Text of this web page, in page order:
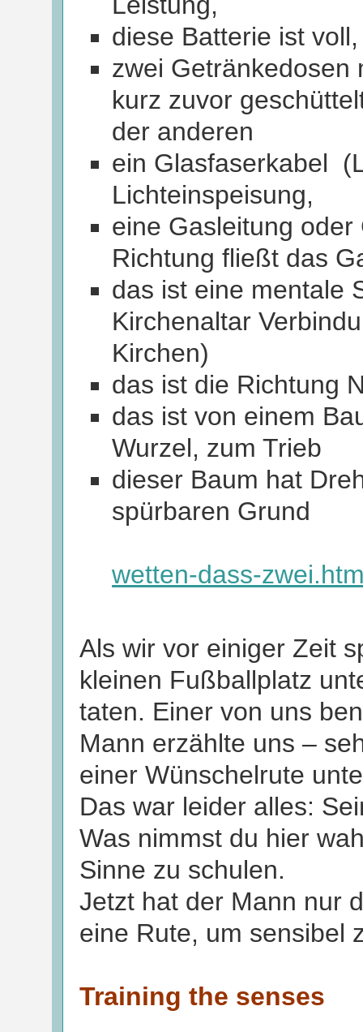
diese Batterie ist
zwei Getränkedosen
kurz zuvor
der anderen
ein Glasfaserkabel
Lichteinspeisung,
eine Gasleitung
Richtung fließt das
das ist eine mentale
Kirchenaltar
das ist die Richtung
das ist von einem
Wurzel, zum Trieb
dieser Baum hat
spürbaren Grund
wetten-dass-
Als wir vor einiger Zeit
kleinen Fußballplatz
taten. Einer von uns
Mann erzählte uns –
einer Wünschelrute
Das war leider alles:
Was nimmst du hier
Sinne zu schulen.
Jetzt hat der Mann nur
eine Rute, um sensibel
Training the senses